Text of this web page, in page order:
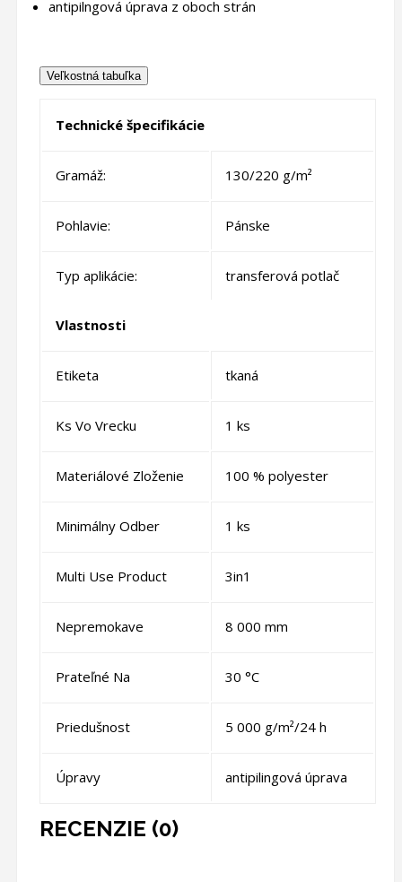
antipilngová úprava z oboch strán
Veľkostná tabuľka
Technické špecifikácie
Gramáž: 130/220 g/m²
Pohlavie: Pánske
Typ aplikácie: transferová potlač
Vlastnosti
Etiketa tkaná
Ks Vo Vrecku 1 ks
Materiálové Zloženie 100 % polyester
Minimálny Odber 1 ks
Multi Use Product 3in1
Nepremokave 8 000 mm
Prateľné Na 30 °C
Priedušnost 5 000 g/m²/24 h
Úpravy antipilingová úprava
RECENZIE (0)